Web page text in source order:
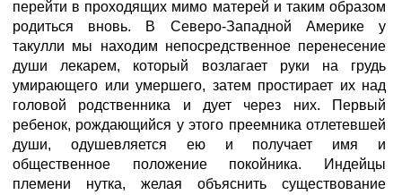
перейти в проходящих мимо матерей и таким образом
родиться вновь. В Северо-Западной Америке у
такулли мы находим непосредственное перенесение
души лекарем, который возлагает руки на грудь
умирающего или умершего, затем простирает их над
головой родственника и дует через них. Первый
ребенок, рождающийся у этого преемника отлетевшей
души, одушевляется ею и получает имя и
общественное положение покойника. Индейцы
племени нутка, желая объяснить существование